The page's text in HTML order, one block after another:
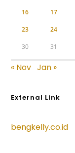
16 17
23 24
30 31
« Nov Jan »
External Link
bengkelly.co.id